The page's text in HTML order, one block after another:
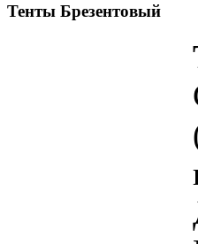
Тенты Брезентовый